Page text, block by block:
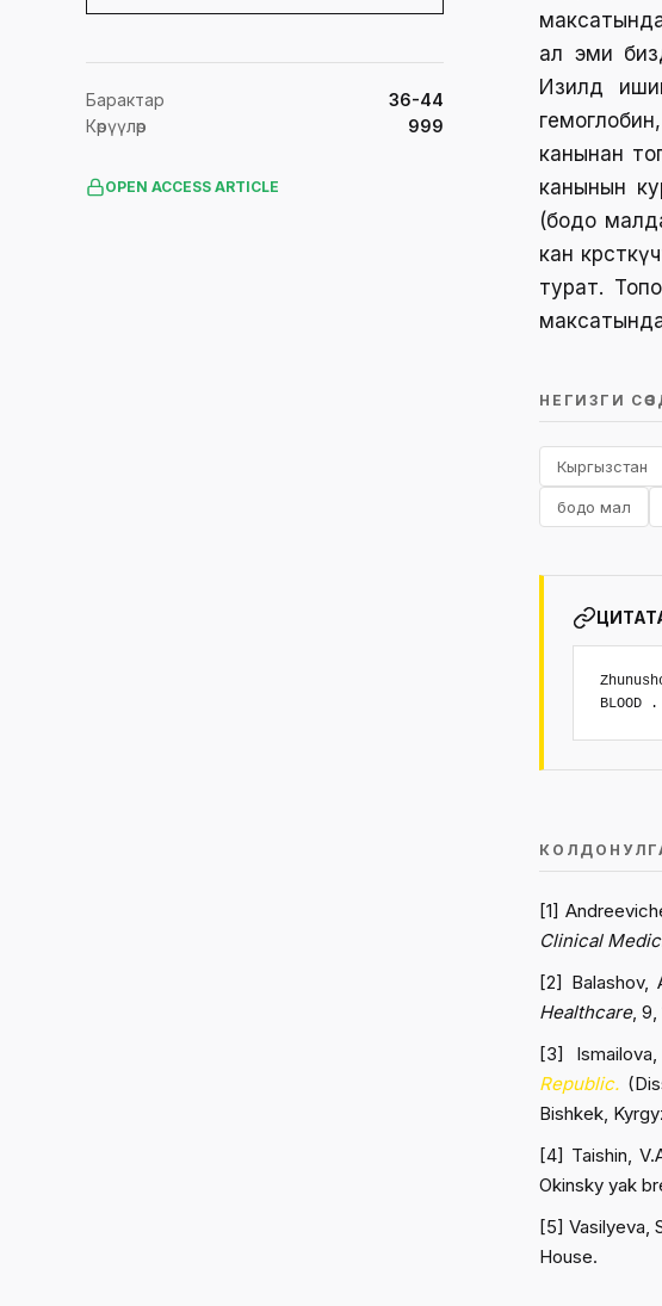
Барактар
36-44
Көрүүлөр
999
OPEN ACCESS ARTICLE
ал эми
Изилдөө
канынан
канынын
(бодо
кан
турат.
НЕГИЗГИ
Кыргызстан
бодо мал
BLOOD .
[1]
Clinical
[2] Balashov,
Healthcare, 9,
[3]
Republic.
Bishkek,
[4] Taishin,
Okinsky yak
[5] Vasilyeva,
House.